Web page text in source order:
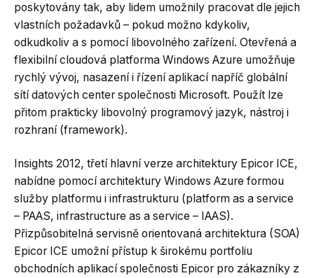
poskytovány tak, aby lidem umožnily pracovat dle jejich
vlastních požadavků – pokud možno kdykoliv,
odkudkoliv a s pomocí libovolného zařízení. Otevřená a
flexibilní cloudová platforma Windows Azure umožňuje
rychlý vývoj, nasazení i řízení aplikací napříč globální
sítí datových center společnosti Microsoft. Použít lze
přitom prakticky libovolný programový jazyk, nástroj i
rozhraní (framework).
Insights 2012, třetí hlavní verze architektury Epicor ICE,
nabídne pomocí architektury Windows Azure formou
služby platformu i infrastrukturu (platform as a service
– PAAS, infrastructure as a service – IAAS).
Přizpůsobitelná servisně orientovaná architektura (SOA)
Epicor ICE umožní přístup k širokému portfoliu
obchodních aplikací společnosti Epicor pro zákazníky z